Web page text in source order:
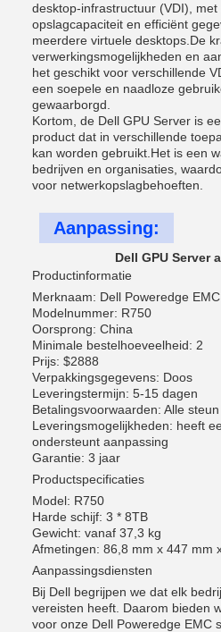
desktop-infrastructuur (VDI), met
opslagcapaciteit en efficiënt
meerdere virtuele desktops.De
verwerkingsmogelijkheden en
het geschikt voor verschillende
een soepele en naadloze
gewaarborgd.
Kortom, de Dell GPU Server is
product dat in verschillende
kan worden gebruikt.Het is een
bedrijven en organisaties,
voor netwerkopslagbehoeften.
Aanpassing:
Dell GPU Server
Productinformatie
Merknaam: Dell Poweredge
Modelnummer: R750
Oorsprong: China
Minimale bestelhoeveelheid: 2
Prijs: $2888
Verpakkingsgegevens: Doos
Leveringstermijn: 5-15 dagen
Betalingsvoorwaarden: Alle steun
Leveringsmogelijkheden: heeft
ondersteunt aanpassing
Garantie: 3 jaar
Productspecificaties
Model: R750
Harde schijf: 3 * 8TB
Gewicht: vanaf 37,3 kg
Afmetingen: 86,8 mm x 447 mm
Aanpassingsdiensten
Bij Dell begrijpen we dat elk
vereisten heeft. Daarom bieden
voor onze Dell Poweredge EMC